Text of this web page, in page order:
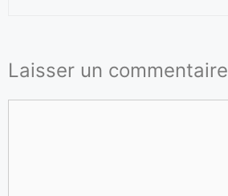
Laisser un commentaire